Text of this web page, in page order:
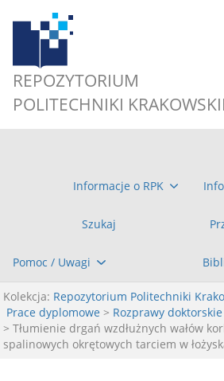
REPOZYTORIUM
POLITECHNIKI
Informacje o RPK
Szukaj
Pomoc / Uwagi
Kolekcja: Repozytorium Politechniki
Prace dyplomowe > Rozprawy
> Tłumienie drgań wzdłużnych wałów
spalinowych okrętowych tarciem w